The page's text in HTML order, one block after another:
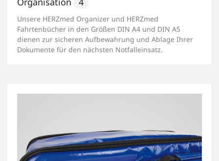
Unsere HERZmed Organizer und HERZmed
Fahrtenbücher in den Größen DIN A4 und DIN A5
dienen zur sicheren Aufbewahrung und Ablage Ihrer
Dokumente für den nächsten Notfalleinsatz.